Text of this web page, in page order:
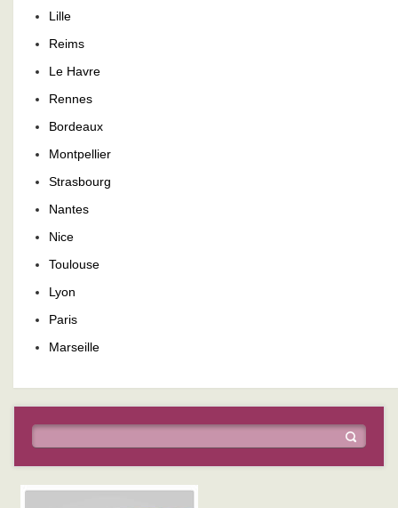
Lille
Reims
Le Havre
Rennes
Bordeaux
Montpellier
Strasbourg
Nantes
Nice
Toulouse
Lyon
Paris
Marseille